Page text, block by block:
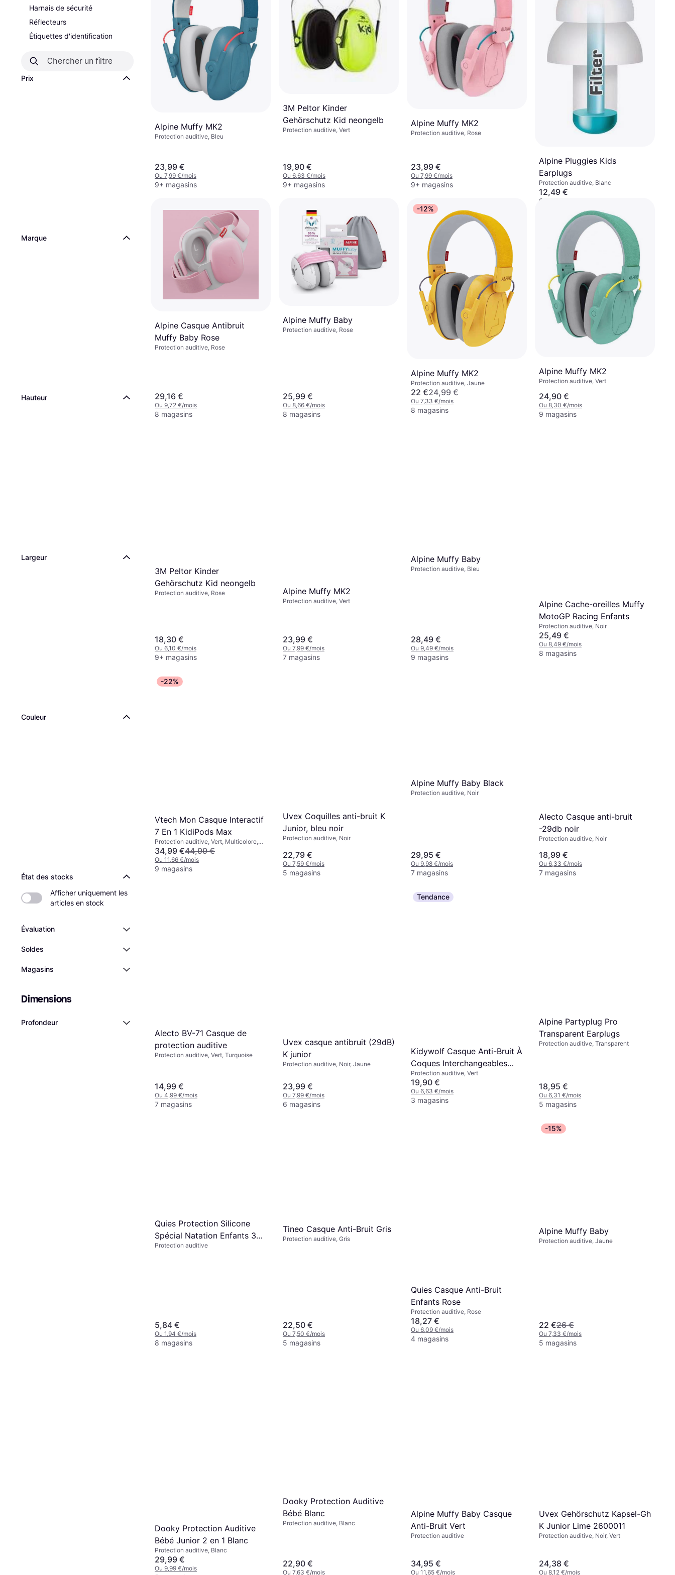
Harnais de sécurité
Réflecteurs
Étiquettes d'identification
Prix
Marque
Hauteur
Largeur
Couleur
État des stocks
Afficher uniquement les
articles en stock
Évaluation
Soldes
Magasins
Dimensions
Profondeur
Alpine Muffy MK2
Protection auditive, Bleu
23,99 €
Ou 7,99 €/mois
9+ magasins
3M Peltor Kinder
Gehörschutz Kid neongelb
Protection auditive, Vert
19,90 €
Ou 6,63 €/mois
9+ magasins
Alpine Muffy MK2
Protection auditive, Rose
23,99 €
Ou 7,99 €/mois
9+ magasins
Alpine Pluggies Kids
Earplugs
Protection auditive, Blanc
12,49 €
Ou 4,16 €/mois
Alpine Casque Antibruit
Muffy Baby Rose
Protection auditive, Rose
29,16 €
Ou 9,72 €/mois
8 magasins
Alpine Muffy Baby
Protection auditive, Rose
25,99 €
Ou 8,66 €/mois
8 magasins
-12%
Alpine Muffy MK2
Protection auditive, Jaune
22 €24,99 €
Ou 7,33 €/mois
8 magasins
Alpine Muffy MK2
Protection auditive, Vert
24,90 €
Ou 8,30 €/mois
9 magasins
3M Peltor Kinder
Gehörschutz Kid neongelb
Protection auditive, Rose
18,30 €
Ou 6,10 €/mois
9+ magasins
Alpine Muffy MK2
Protection auditive, Vert
23,99 €
Ou 7,99 €/mois
7 magasins
Alpine Muffy Baby
Protection auditive, Bleu
28,49 €
Ou 9,49 €/mois
9 magasins
Alpine Cache-oreilles Muffy
MotoGP Racing Enfants
Protection auditive, Noir
25,49 €
Ou 8,49 €/mois
8 magasins
-22%
Vtech Mon Casque Interactif
7 En 1 KidiPods Max
Protection auditive, Vert, Multicolore,
Blanc
34,99 €44,99 €
Ou 11,66 €/mois
9 magasins
Uvex Coquilles anti-bruit K
Junior, bleu noir
Protection auditive, Noir
22,79 €
Ou 7,59 €/mois
5 magasins
Alpine Muffy Baby Black
Protection auditive, Noir
29,95 €
Ou 9,98 €/mois
7 magasins
Alecto Casque anti-bruit
-29db noir
Protection auditive, Noir
18,99 €
Ou 6,33 €/mois
7 magasins
Alecto BV-71 Casque de
protection auditive
Protection auditive, Vert, Turquoise
14,99 €
Ou 4,99 €/mois
7 magasins
Uvex casque antibruit (29dB)
K junior
Protection auditive, Noir, Jaune
23,99 €
Ou 7,99 €/mois
6 magasins
Tendance
Kidywolf Casque Anti-Bruit À
Coques Interchangeables
Bleu
Protection auditive, Vert
19,90 €
Ou 6,63 €/mois
3 magasins
Alpine Partyplug Pro
Transparent Earplugs
Protection auditive, Transparent
18,95 €
Ou 6,31 €/mois
5 magasins
Quies Protection Silicone
Spécial Natation Enfants 3
Paires
Protection auditive
5,84 €
Ou 1,94 €/mois
8 magasins
Tineo Casque Anti-Bruit Gris
Protection auditive, Gris
22,50 €
Ou 7,50 €/mois
5 magasins
Quies Casque Anti-Bruit
Enfants Rose
Protection auditive, Rose
18,27 €
Ou 6,09 €/mois
4 magasins
-15%
Alpine Muffy Baby
Protection auditive, Jaune
22 €26 €
Ou 7,33 €/mois
5 magasins
Dooky Protection Auditive
Bébé Junior 2 en 1 Blanc
Protection auditive, Blanc
29,99 €
Ou 9,99 €/mois
Dooky Protection Auditive
Bébé Blanc
Protection auditive, Blanc
22,90 €
Ou 7,63 €/mois
Alpine Muffy Baby Casque
Anti-Bruit Vert
Protection auditive
34,95 €
Ou 11,65 €/mois
Uvex Gehörschutz Kapsel-Gh
K Junior Lime 2600011
Protection auditive, Noir, Vert
24,38 €
Ou 8,12 €/mois